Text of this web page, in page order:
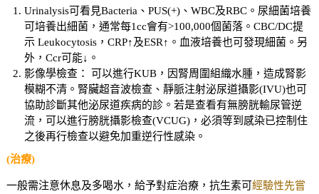
Urinalysis可看見Bacteria、PUS(+)、WBC及RBC。尿細菌培養
可培養出細菌，通常每1cc會有>100,000個菌落。CBC/DC提
示 Leukocytosis，CRP↑及ESR↑。血液培養也可發現細菌。另
外，Ccr可能↓。
影像學檢查： 可以進行KUB，因腎周圍組織水腫，造成腎影
模糊不清。腎臟超音波檢查、靜脈注射泌尿道攝影(IVU)也可
協助診斷其他泌尿道疾病的診。若是查看有無膀胱輸尿管逆
流，可以進行膀胱攝影檢查(VCUG)，必須等到感染已控制住
之後再行檢查以避免加重逆行性感染。
(治療)
一般需注意休息及多喝水，給予對症治療，抗生素可經驗性先嘗